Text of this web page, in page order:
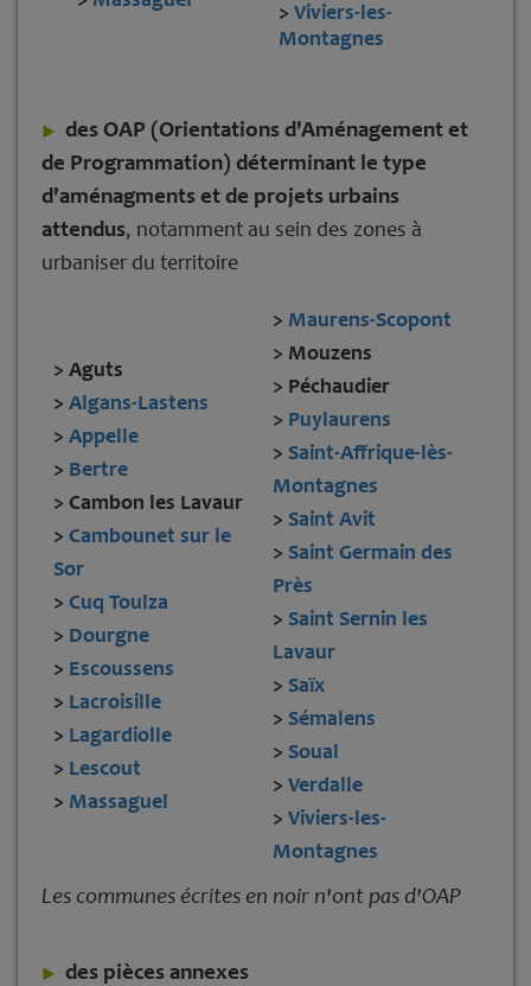
> Viviers-les-
Montagnes
des OAP (Orientations d'Aménagement et
de Programmation) déterminant le type
d'aménagments et de projets urbains
attendus, notamment au sein des zones à
urbaniser du territoire
> Aguts
> Algans-Lastens
> Appelle
> Bertre
> Cambon les Lavaur
> Cambounet sur le
Sor
> Cuq Toulza
> Dourgne
> Escoussens
> Lacroisille
> Lagardiolle
> Lescout
> Massaguel
> Maurens-Scopont
> Mouzens
> Péchaudier
> Puylaurens
> Saint-Affrique-lès-
Montagnes
> Saint Avit
> Saint Germain des
Près
> Saint Sernin les
Lavaur
> Saïx
> Sémalens
> Soual
> Verdalle
> Viviers-les-
Montagnes
Les communes écrites en noir n'ont pas d'OAP
des pièces annexes